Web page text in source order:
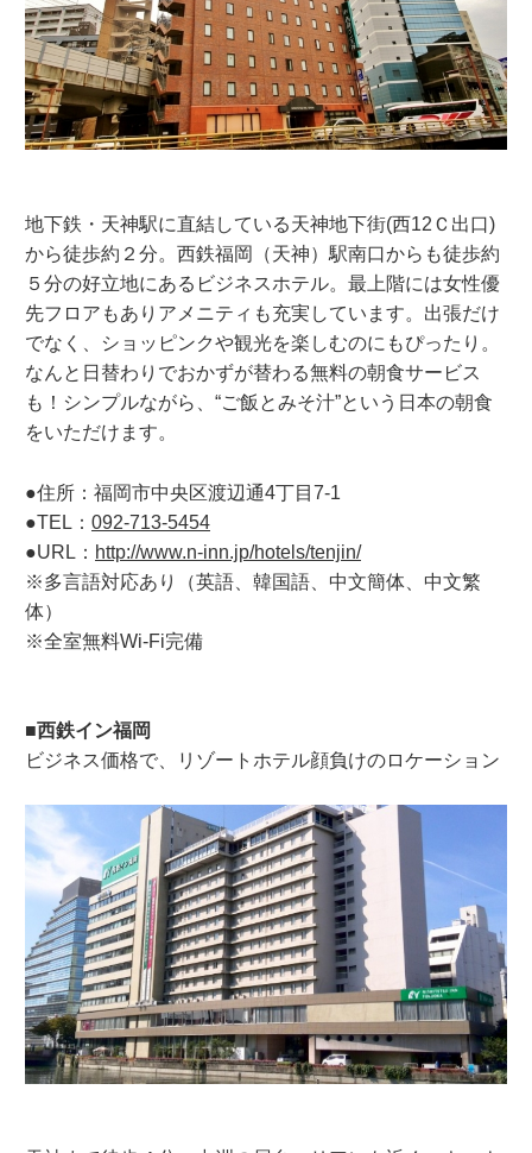
地下鉄・天神駅に直結している天神地下街(西12Ｃ出口)
から徒歩約２分。西鉄福岡（天神）駅南口からも徒歩約
５分の好立地にあるビジネスホテル。最上階には女性優
先フロアもありアメニティも充実しています。出張だけ
でなく、ショッピンクや観光を楽しむのにもぴったり。
なんと日替わりでおかずが替わる無料の朝食サービス
も！シンプルながら、“ご飯とみそ汁”という日本の朝食
をいただけます。
●住所：福岡市中央区渡辺通4丁目7-1
●TEL： 092-713-5454
●URL： http://www.n-inn.jp/hotels/tenjin/
※多言語対応あり（英語、韓国語、中文簡体、中文繁
体）
※全室無料Wi-Fi完備
■西鉄イン福岡
ビジネス価格で、リゾートホテル顔負けのロケーション